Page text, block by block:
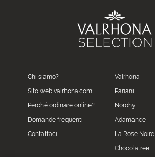
Chi siamo?
Sito web valrhona.com
Perché ordinare online?
Domande frequenti
Contattaci
Valrhona
Pariani
Norohy
Adamance
La Rose Noire
Chocolatree